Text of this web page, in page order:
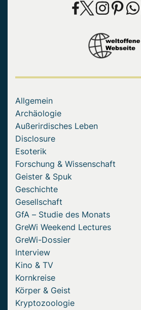
Allgemein
Archäologie
Außerirdisches Leben
Disclosure
Esoterik
Forschung & Wissenschaft
Geister & Spuk
Geschichte
Gesellschaft
GfA – Studie des Monats
GreWi Weekend Lectures
GreWi-Dossier
Interview
Kino & TV
Kornkreise
Körper & Geist
Kryptozoologie